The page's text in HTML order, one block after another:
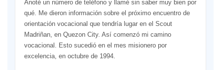
Anoté un número de teléfono y llamé sin saber muy bien por
qué. Me dieron información sobre el próximo encuentro de
orientación vocacional que tendría lugar en el Scout
Madriñan, en Quezon City. Así comenzó mi camino
vocacional. Esto sucedió en el mes misionero por
excelencia, en octubre de 1994.